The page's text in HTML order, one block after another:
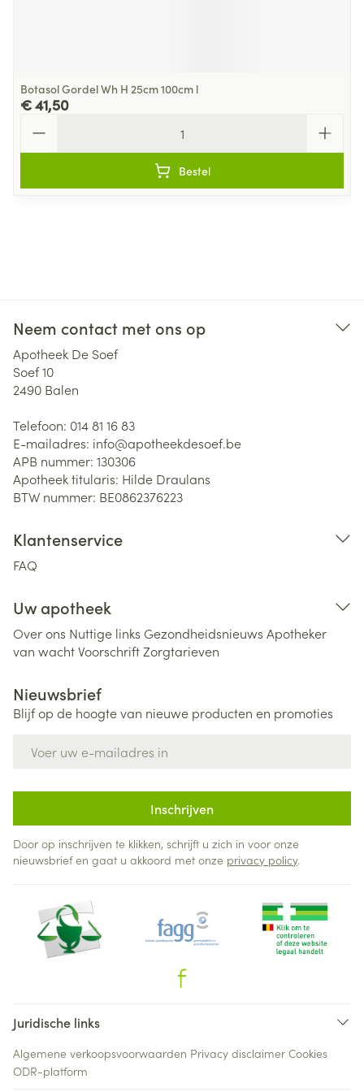
Botasol Gordel Wh H 25cm 100cm l
€ 41,50
Bestel
Neem contact met ons op
Apotheek De Soef
Soef 10
2490 Balen
Telefoon: 014 81 16 83
E-mailadres: info@apotheekdesoef.be
APB nummer: 130306
Apotheek titularis: Hilde Draulans
BTW nummer: BE0862376223
Klantenservice
FAQ
Uw apotheek
Over ons Nuttige links Gezondheidsnieuws Apotheker
van wachtVoorschriftZorgtarieven
Nieuwsbrief
Blijf op de hoogte van nieuwe producten en promoties
Inschrijven
Door op inschrijven te klikken, schrijft u zich in voor onze
nieuwsbrief en gaat u akkoord met onze privacy policy.
Juridische links
Algemene verkoopsvoorwaarden Privacy disclaimer Cookies
ODR-platform